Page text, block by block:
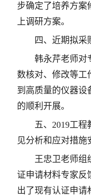
步确定了培养方案
上调研方案。
四、近期拟采
韩永芹老师对
数核对、修改等工
到高质量的仪器设
的顺利开展。
五、2019工
见分析和应对措施
王忠卫老师组
证申请材料专家反
出了现有认证申请